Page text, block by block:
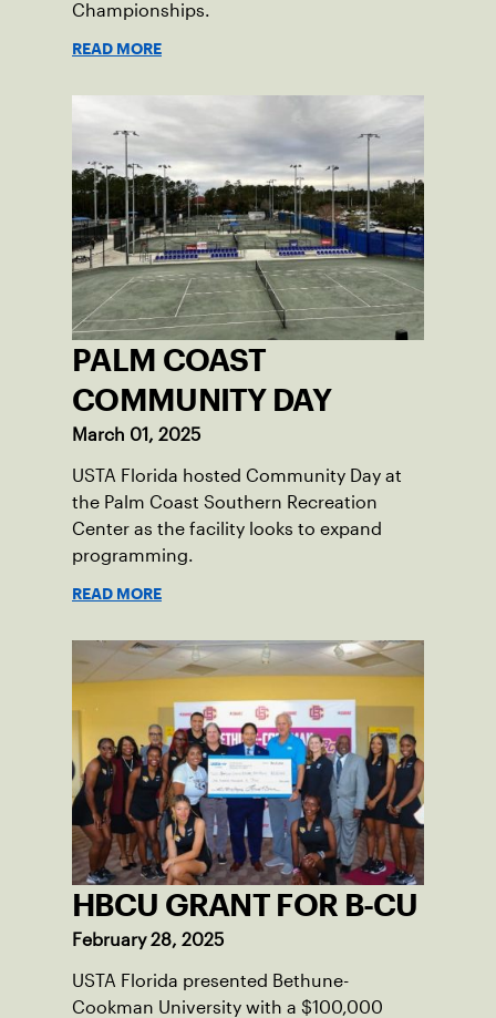
Championships.
READ MORE
PALM COAST
COMMUNITY DAY
March 01, 2025
USTA Florida hosted Community Day at
the Palm Coast Southern Recreation
Center as the facility looks to expand
programming.
READ MORE
HBCU GRANT FOR B-CU
February 28, 2025
USTA Florida presented Bethune-
Cookman University with a $100,000